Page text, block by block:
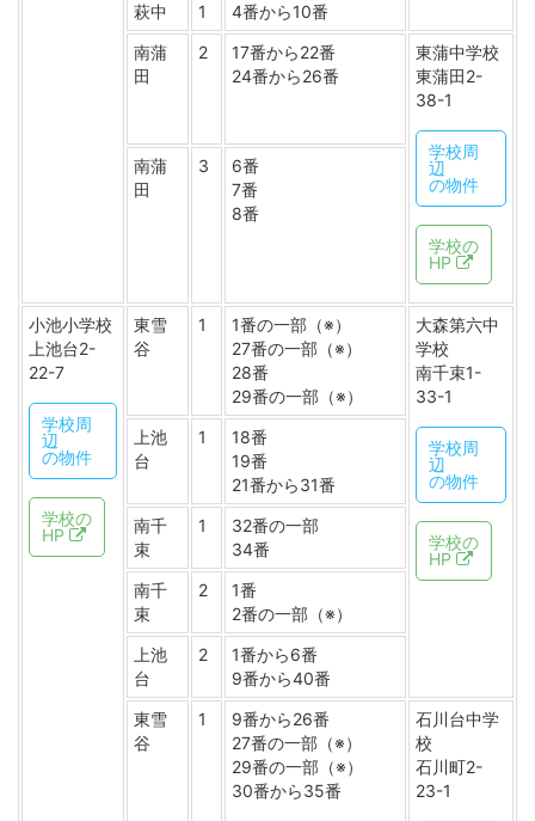
萩中
1
4番から10番
南蒲
田
2
17番から22番
24番から26番
東蒲中学校
東蒲田2-
38-1
学校周
辺
の物件
学校の
HP
南蒲
田
3
6番
7番
8番
小池小学校
上池台2-
22-7
学校周
辺
の物件
学校の
HP
東雪
谷
1
1番の一部（※）
27番の一部（※）
28番
29番の一部（※）
大森第六中
学校
南千束1-
33-1
学校周
辺
の物件
学校の
HP
上池
台
1
18番
19番
21番から31番
南千
束
1
32番の一部
34番
南千
束
2
1番
2番の一部（※）
上池
台
2
1番から6番
9番から40番
東雪
谷
1
9番から26番
27番の一部（※）
29番の一部（※）
30番から35番
石川台中学
校
石川町2-
23-1